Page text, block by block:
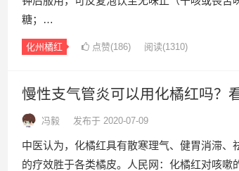
糖；…
化州橘红 点赞(186) 阅读(1310)
慢性支气管炎可以用化橘红吗？
冯毅 发布于 2020-07-09
中医认为，化橘红具有散寒理气、健胃消滞
的疗效胜于各类橘皮。人民网：化橘红对咳